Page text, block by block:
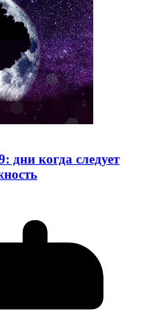
дни когда следует